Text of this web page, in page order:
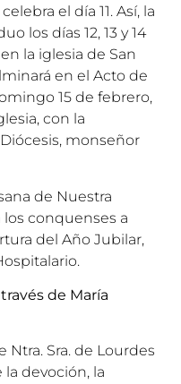
el día 11. Así, la
los días 12, 13 y 14
la iglesia de San
en el Acto de
15 de febrero,
con la
monseñor
de Nuestra
conquenses a
del Año Jubilar,
de María
Ntra. Sra. de Lourdes
la devoción, la